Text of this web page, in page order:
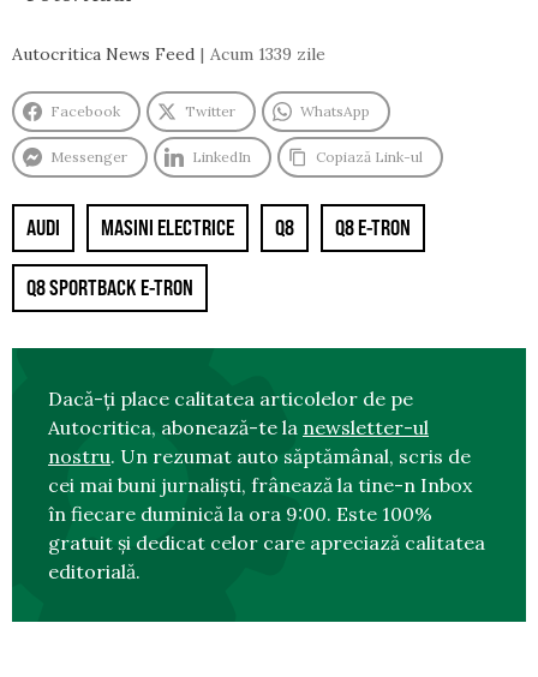
Autocritica News Feed Acum 1339 zile
Facebook Twitter WhatsApp
Messenger LinkedIn Copiază Link-ul
AUDI MASINI ELECTRICE Q8 Q8 E-TRON
Q8 SPORTBACK E-TRON
Dacă-ți place calitatea articolelor de pe
Autocritica, abonează-te la newsletter-ul
nostru. Un rezumat auto săptămânal, scris de
cei mai buni jurnaliști, frânează la tine-n Inbox
în fiecare duminică la ora 9:00. Este 100%
gratuit și dedicat celor care apreciază calitatea
editorială.